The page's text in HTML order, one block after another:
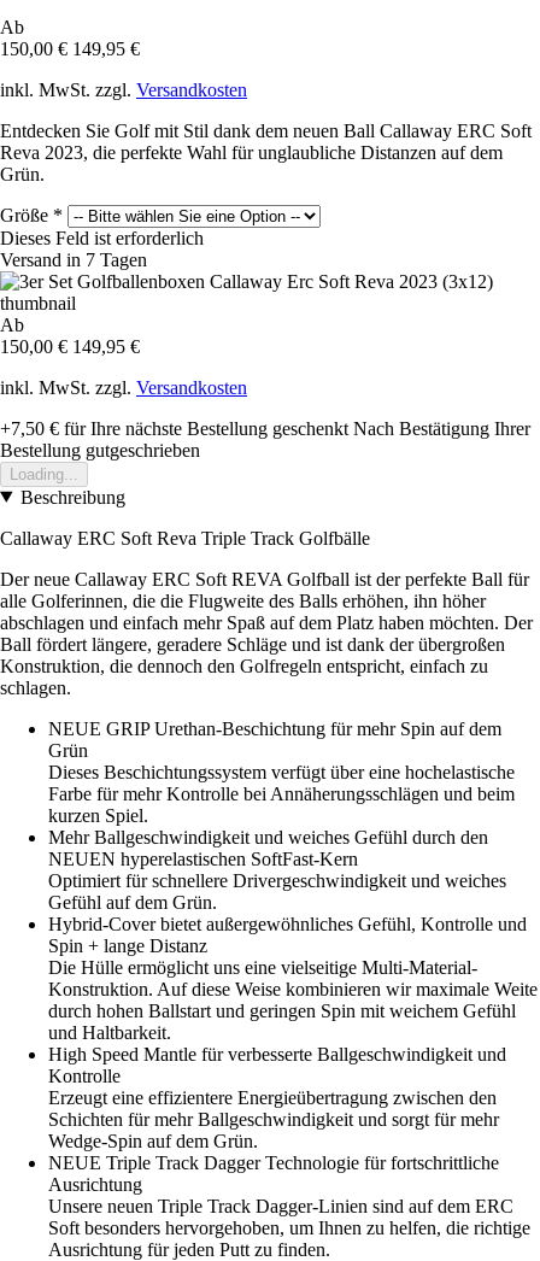
Ab
150,00 € 149,95 €
inkl. MwSt. zzgl. Versandkosten
Entdecken Sie Golf mit Stil dank dem neuen Ball Callaway ERC Soft
Reva 2023, die perfekte Wahl für unglaubliche Distanzen auf dem
Grün.
Größe *
Dieses Feld ist erforderlich
Versand in 7 Tagen
Ab
150,00 € 149,95 €
inkl. MwSt. zzgl. Versandkosten
+7,50 € für Ihre nächste Bestellung geschenkt Nach Bestätigung Ihrer
Bestellung gutgeschrieben
Loading...
Beschreibung
Callaway ERC Soft Reva Triple Track Golfbälle
Der neue Callaway ERC Soft REVA Golfball ist der perfekte Ball für
alle Golferinnen, die die Flugweite des Balls erhöhen, ihn höher
abschlagen und einfach mehr Spaß auf dem Platz haben möchten. Der
Ball fördert längere, geradere Schläge und ist dank der übergroßen
Konstruktion, die dennoch den Golfregeln entspricht, einfach zu
schlagen.
NEUE GRIP Urethan-Beschichtung für mehr Spin auf dem
Grün
Dieses Beschichtungssystem verfügt über eine hochelastische
Farbe für mehr Kontrolle bei Annäherungsschlägen und beim
kurzen Spiel.
Mehr Ballgeschwindigkeit und weiches Gefühl durch den
NEUEN hyperelastischen SoftFast-Kern
Optimiert für schnellere Drivergeschwindigkeit und weiches
Gefühl auf dem Grün.
Hybrid-Cover bietet außergewöhnliches Gefühl, Kontrolle und
Spin + lange Distanz
Die Hülle ermöglicht uns eine vielseitige Multi-Material-
Konstruktion. Auf diese Weise kombinieren wir maximale Weite
durch hohen Ballstart und geringen Spin mit weichem Gefühl
und Haltbarkeit.
High Speed Mantle für verbesserte Ballgeschwindigkeit und
Kontrolle
Erzeugt eine effizientere Energieübertragung zwischen den
Schichten für mehr Ballgeschwindigkeit und sorgt für mehr
Wedge-Spin auf dem Grün.
NEUE Triple Track Dagger Technologie für fortschrittliche
Ausrichtung
Unsere neuen Triple Track Dagger-Linien sind auf dem ERC
Soft besonders hervorgehoben, um Ihnen zu helfen, die richtige
Ausrichtung für jeden Putt zu finden.